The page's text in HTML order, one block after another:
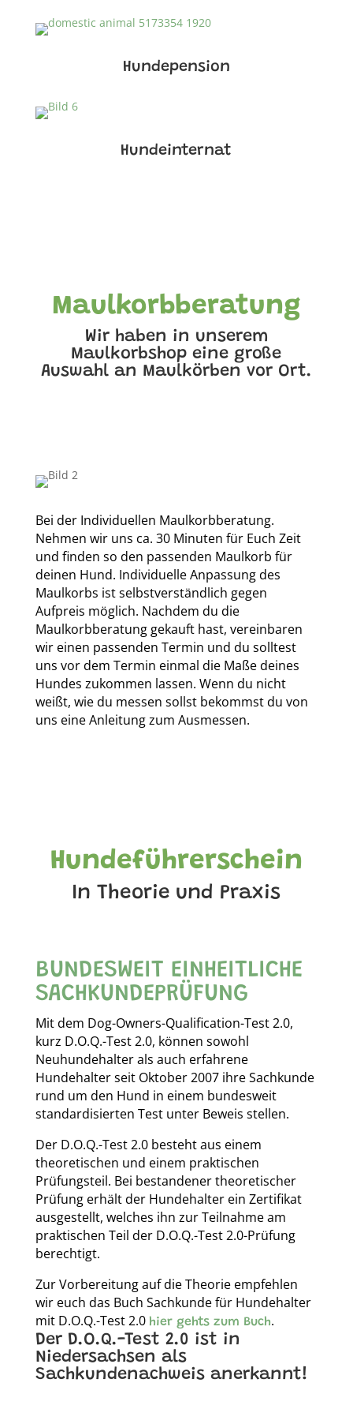
Hundepension
Hundeinternat
Maulkorbberatung
Wir haben in unserem
Maulkorbshop eine große
Auswahl an Maulkörben vor Ort.
Bei der Individuellen Maulkorbberatung.
Nehmen wir uns ca. 30 Minuten für Euch Zeit
und finden so den passenden Maulkorb für
deinen Hund. Individuelle Anpassung des
Maulkorbs ist selbstverständlich gegen
Aufpreis möglich. Nachdem du die
Maulkorbberatung gekauft hast, vereinbaren
wir einen passenden Termin und du solltest
uns vor dem Termin einmal die Maße deines
Hundes zukommen lassen. Wenn du nicht
weißt, wie du messen sollst bekommst du von
uns eine Anleitung zum Ausmessen.
Hundeführerschein
In Theorie und Praxis
BUNDESWEIT EINHEITLICHE
SACHKUNDEPRÜFUNG
Mit dem Dog-Owners-Qualification-Test 2.0,
kurz D.O.Q.-Test 2.0, können sowohl
Neuhundehalter als auch erfahrene
Hundehalter seit Oktober 2007 ihre Sachkunde
rund um den Hund in einem bundesweit
standardisierten Test unter Beweis stellen.
Der D.O.Q.-Test 2.0 besteht aus einem
theoretischen und einem praktischen
Prüfungsteil. Bei bestandener theoretischer
Prüfung erhält der Hundehalter ein Zertifikat
ausgestellt, welches ihn zur Teilnahme am
praktischen Teil der D.O.Q.-Test 2.0-Prüfung
berechtigt.
Zur Vorbereitung auf die Theorie empfehlen
wir euch das Buch Sachkunde für Hundehalter
mit D.O.Q.-Test 2.0 hier gehts zum Buch.
Der D.O.Q.-Test 2.0 ist in
Niedersachsen als
Sachkundenachweis anerkannt!